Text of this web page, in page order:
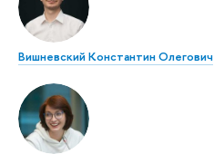
Вишневский Константин Олегович